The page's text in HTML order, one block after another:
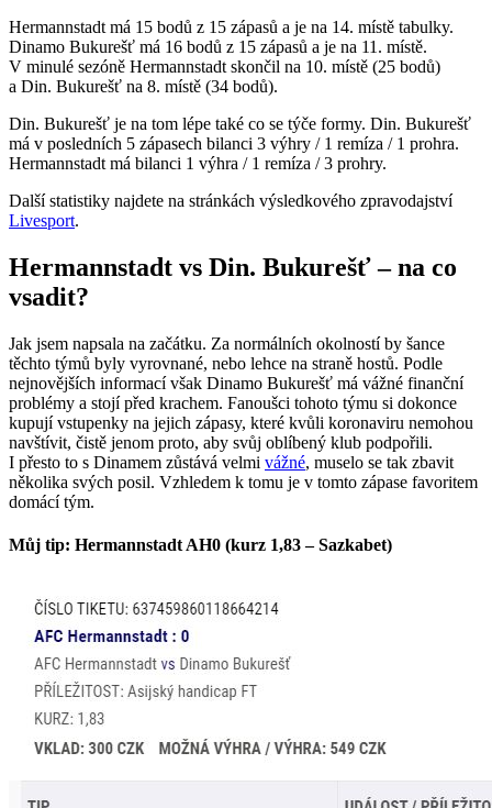
Hermannstadt má 15 bodů z 15 zápasů a je na 14. místě tabulky.
Dinamo Bukurešť má 16 bodů z 15 zápasů a je na 11. místě.
V minulé sezóně Hermannstadt skončil na 10. místě (25 bodů)
a Din. Bukurešť na 8. místě (34 bodů).
Din. Bukurešť je na tom lépe také co se týče formy. Din. Bukurešť
má v posledních 5 zápasech bilanci 3 výhry / 1 remíza / 1 prohra.
Hermannstadt má bilanci 1 výhra / 1 remíza / 3 prohry.
Další statistiky najdete na stránkách výsledkového zpravodajství
Livesport.
Hermannstadt vs Din. Bukurešť – na co
vsadit?
Jak jsem napsala na začátku. Za normálních okolností by šance
těchto týmů byly vyrovnané, nebo lehce na straně hostů. Podle
nejnovějších informací však Dinamo Bukurešť má vážné finanční
problémy a stojí před krachem. Fanoušci tohoto týmu si dokonce
kupují vstupenky na jejich zápasy, které kvůli koronaviru nemohou
navštívit, čistě jenom proto, aby svůj oblíbený klub podpořili.
I přesto to s Dinamem zůstává velmi vážné, muselo se tak zbavit
několika svých posil. Vzhledem k tomu je v tomto zápase favoritem
domácí tým.
Můj tip: Hermannstadt AH0 (kurz 1,83 – Sazkabet)